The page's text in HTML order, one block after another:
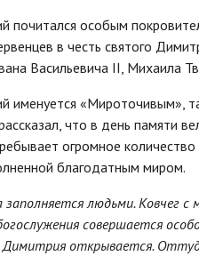
почитался особым
в честь святого
Васильевича II, Михаила
именуется «Мироточивым»,
что в день памяти
огромное
благодатным миром.
заполняется людьми. Ковчег
совершается
открывается.